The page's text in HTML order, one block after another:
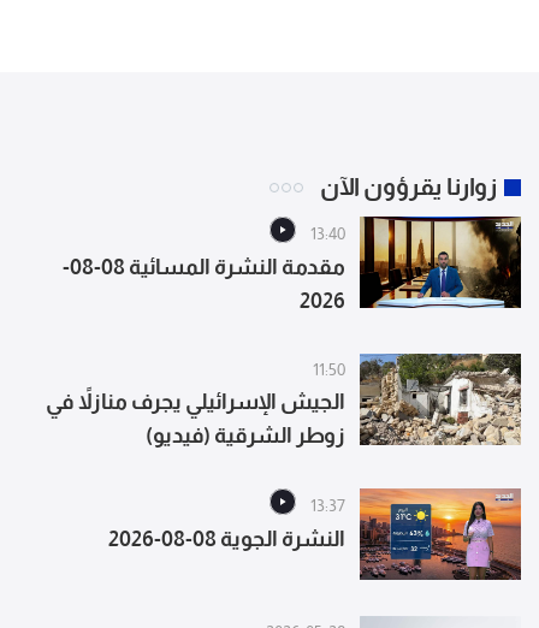
زوارنا يقرؤون الآن
13:40
مقدمة النشرة المسائية 08-08-
2026
11:50
الجيش الإسرائيلي يجرف منازلاً في
زوطر الشرقية (فيديو)
13:37
النشرة الجوية 08-08-2026